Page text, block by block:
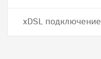
хDSL подключение